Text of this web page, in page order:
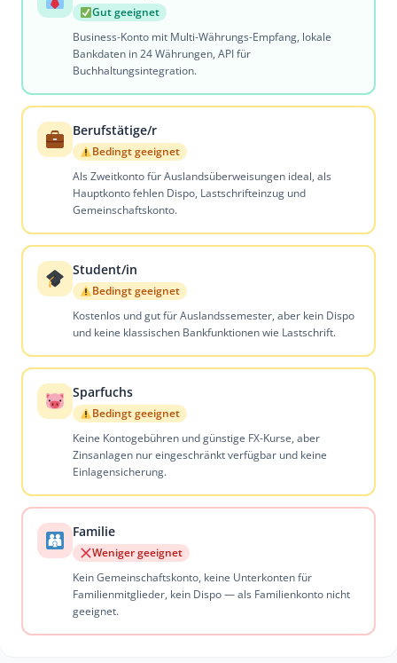
Gut geeignet
Business-Konto mit Multi-Währungs-Empfang, lokale
Bankdaten in 24 Währungen, API für
Buchhaltungsintegration.
Berufstätige/r
Bedingt geeignet
Als Zweitkonto für Auslandsüberweisungen ideal, als
Hauptkonto fehlen Dispo, Lastschrifteinzug und
Gemeinschaftskonto.
Student/in
Bedingt geeignet
Kostenlos und gut für Auslandssemester, aber kein Dispo
und keine klassischen Bankfunktionen wie Lastschrift.
Sparfuchs
Bedingt geeignet
Keine Kontogebühren und günstige FX-Kurse, aber
Zinsanlagen nur eingeschränkt verfügbar und keine
Einlagensicherung.
Familie
Weniger geeignet
Kein Gemeinschaftskonto, keine Unterkonten für
Familienmitglieder, kein Dispo — als Familienkonto nicht
geeignet.